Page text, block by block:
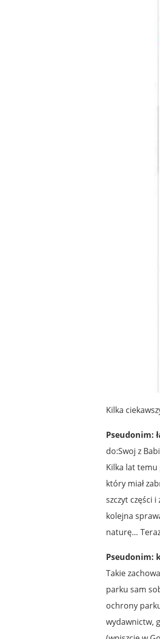
Kilka
Pseudonim:
do:Swoj z
Kilka lat
który miał
szczyt części
kolejna
naturę…
Pseudonim:
Takie
parku sam
ochrony
wydawnictw,